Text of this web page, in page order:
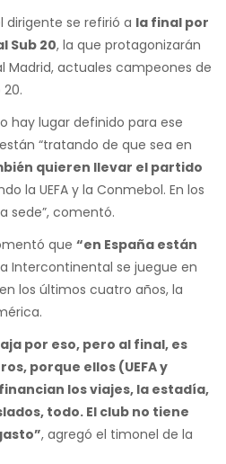
dirigente se refirió a la final por
Sub 20, la que protagonizarán
Madrid, actuales campeones de
hay lugar definido para ese
“tratando de que sea en
quieren llevar el partido
la UEFA y la Conmebol. En los
sede”, comentó.
que “en España están
Intercontinental se juegue en
los últimos cuatro años, la
por eso, pero al final, es
porque ellos (UEFA y
los viajes, la estadía,
todo. El club no tiene
, agregó el timonel de la